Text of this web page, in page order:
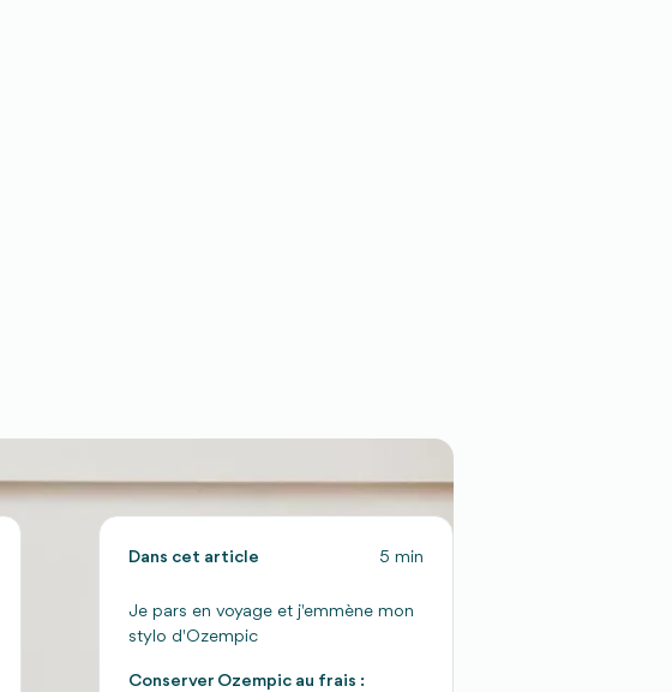
Dans cet article 5 min
Je pars en voyage et j'emmène mon
stylo d'Ozempic
Conserver Ozempic au frais :